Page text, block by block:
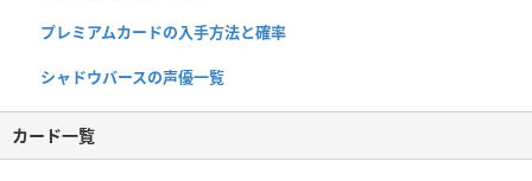
プレミアムカードの入手方法と確率
シャドウバースの声優一覧
カード一覧